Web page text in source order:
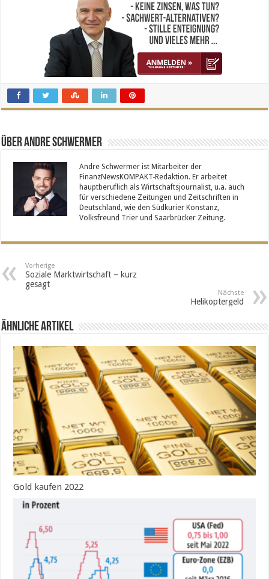
Über Andre Schwermer
Andre Schwermer ist Mitarbeiter der
FinanzNewsKOMPAKT-Redaktion. Er arbeitet
hauptberuflich als Wirtschaftsjournalist, u.a. auch
für verschiedene Zeitungen und Zeitschriften in
Deutschland, wie den Südkurier Konstanz,
Volksfreund Trier und Saarbrücker Zeitung.
Vorherige
Soziale Marktwirtschaft – kurz
gesagt
Nächste
Helikoptergeld
Ähnliche Artikel
Gold kaufen 2022